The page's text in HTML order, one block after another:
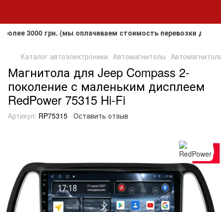
грн. (мы оплачиваем стоимость перевозки до
Каталог автоэлектроники Автомагнитолы
Магнитола для Jeep Compass 2-
поколение с маленьким дисплеем
RedPower 75315 Hi-Fi
Артикул: RP75315 Оставить отзыв